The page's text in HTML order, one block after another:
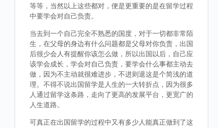
等等，当然以上这些都对，便是更重要的是在留学过程
中要学会对自己负责。
当去到一个自己完全不熟悉的国度，对于一切都非常陌
生，在父母的身边有什么问题都是父母对你负责，出国
后很少会人有提醒你该怎么做，所以出国以后，自己应
该学会成长，学会对自己负责，要学会什么事都主动去
做，因为不主动就很难进步，不进则退这是个简浅的道
理。不得不说出国留学是人生的一大转折点，因为很多
人通过留学这条路，走向了更高的发展平台，更宽广的
人生道路。
可真正在出国留学的过程中又有多少人能真正做到了这